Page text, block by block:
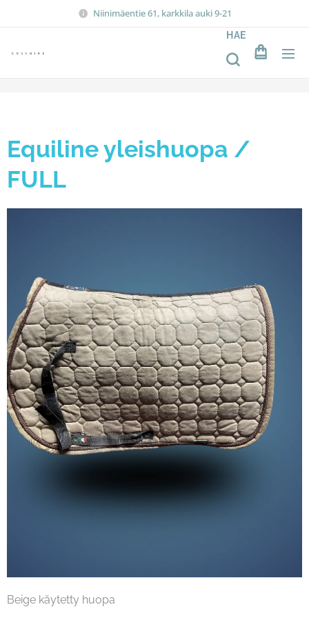
Niinimäentie 61, karkkila auki 9-21
HAE
Equiline yleishuopa /
FULL
Beige käytetty huopa